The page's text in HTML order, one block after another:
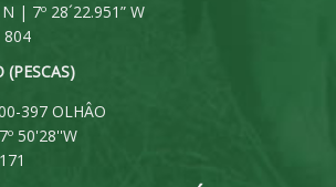
| 7º 28´22.951” W
804
(PESCAS)
397 OLHÂO
50'28''W